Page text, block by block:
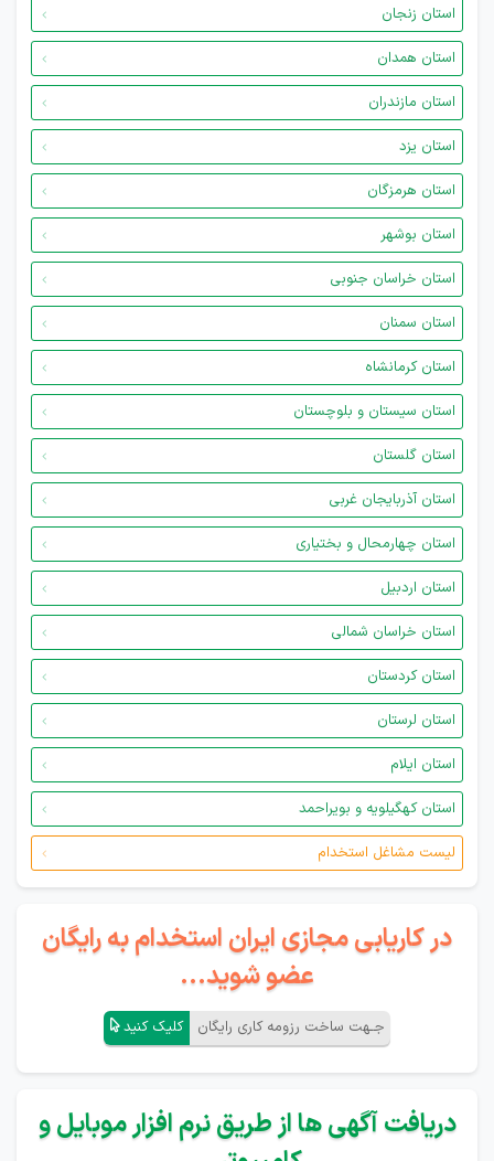
استان زنجان
استان همدان
استان مازندران
استان یزد
استان هرمزگان
استان بوشهر
استان خراسان جنوبی
استان سمنان
استان کرمانشاه
استان سیستان و بلوچستان
استان گلستان
استان آذربایجان غربی
استان چهارمحال و بختیاری
استان اردبیل
استان خراسان شمالی
استان کردستان
استان لرستان
استان ایلام
استان کهگیلویه و بویراحمد
لیست مشاغل استخدام
در کاریابی مجازی ایران استخدام به رایگان
عضو شوید...
جـهت ساخت رزومه کاری رایگان کلیک کنید
دریافت آگهی ها از طریق نرم افزار موبایل و